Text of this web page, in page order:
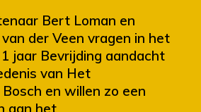
Bert Loman en
der Veen vragen in het
jaar Bevrijding aandacht
van Het
en willen zo een
aan het